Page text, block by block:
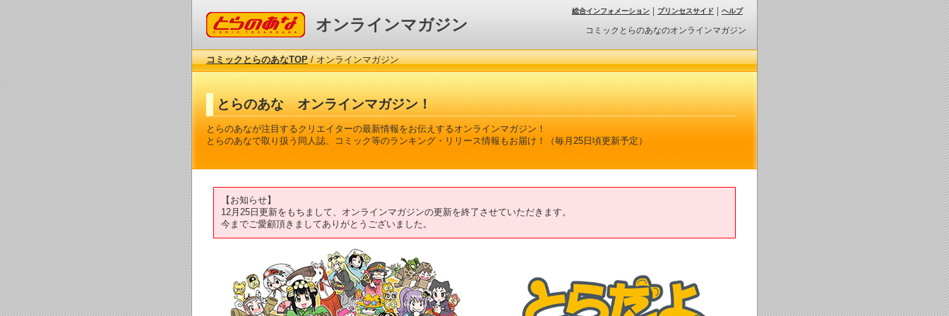
コミックとらのあな オンラインマガジン コミックとらのあなのオンラインマガジン
総合インフォメーション プリンセスサイド ヘルプ
コミックとらのあなTOP/ オンラインマガジン
とらのあな オンラインマガジン！
とらのあなが注目するクリエイターの最新情報をお伝えするオンラインマガジン！
とらのあなで取り扱う同人誌、コミック等のランキング・リリース情報もお届け！（毎月25日頃更新予定）
【お知らせ】
12月25日更新をもちまして、オンラインマガジンの更新を終了させていただきます。
今までご愛顧頂きましてありがとうございました。